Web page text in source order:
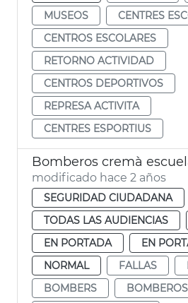
MUSEOS
CENTRES
CENTROS ESCOLARES
RETORNO ACTIVIDAD
CENTROS DEPORTIVOS
REPRESA ACTIVITA
CENTRES ESPORTIUS
Bomberos cremà
modificado hace 2 años
SEGURIDAD CIUDADANA
TODAS LAS AUDIENCIAS
EN PORTADA
EN
NORMAL
FALLAS
BOMBERS
BOMBEROS